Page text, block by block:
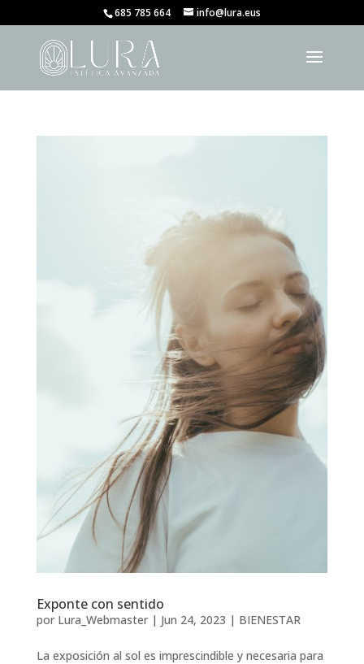
685 785 664 info@lura.eus
Exponte con sentido
por Lura_Webmaster| Jun 24, 2023 | BIENESTAR
La exposición al sol es imprescindible y necesaria para